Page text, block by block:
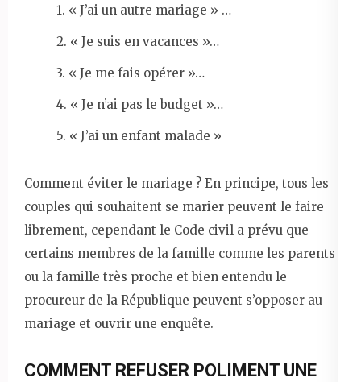
1. « J’ai un autre mariage » …
2. « Je suis en vacances »…
3. « Je me fais opérer »…
4. « Je n’ai pas le budget »…
5. « J’ai un enfant malade »
Comment éviter le mariage ? En principe, tous les
couples qui souhaitent se marier peuvent le faire
librement, cependant le Code civil a prévu que
certains membres de la famille comme les parents
ou la famille très proche et bien entendu le
procureur de la République peuvent s’opposer au
mariage et ouvrir une enquête.
COMMENT REFUSER POLIMENT UNE